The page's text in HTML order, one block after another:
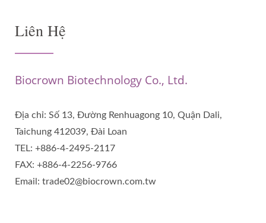
Liên Hệ
Biocrown Biotechnology Co., Ltd.
Địa chỉ: Số 13, Đường Renhuagong 10, Quận Dali,
Taichung 412039, Đài Loan
TEL: +886-4-2495-2117
FAX: +886-4-2256-9766
Email: trade02@biocrown.com.tw